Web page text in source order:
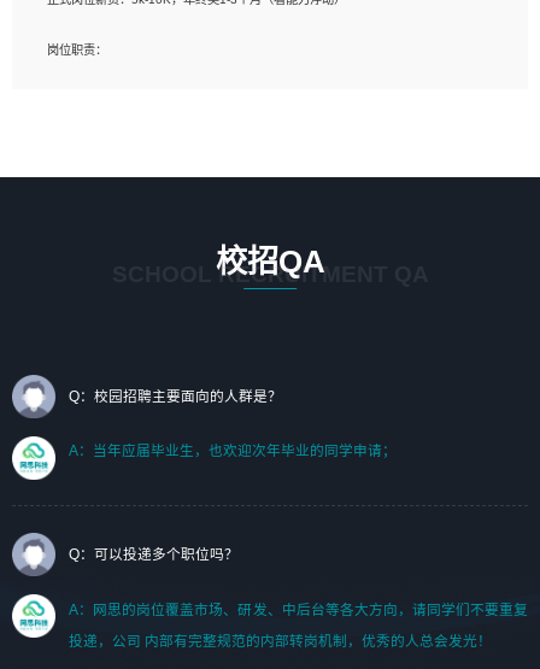
1、艺术设计类相关专业；（其中需求分析顾问不限专业）
岗位职责：
2. 熟悉 前端常用框架, 能独立完成设计给予的 UI 效果;
3. 有良好的代码习惯, 低级错误出现频率低;
7. 了解或熟悉 WebGL 及相关框架优先。
（岗位人员专职于行业应用解决方案、项目申报方案、投标方案的策划编写）
校招QA
SCHOOL RECRUITMENT QA
Q：校园招聘主要面向的人群是？
A：当年应届毕业生，也欢迎次年毕业的同学申请；
Q：可以投递多个职位吗？
A：网思的岗位覆盖市场、研发、中后台等各大方向，请同学们不要重复
投递，公司 内部有完整规范的内部转岗机制，优秀的人总会发光！